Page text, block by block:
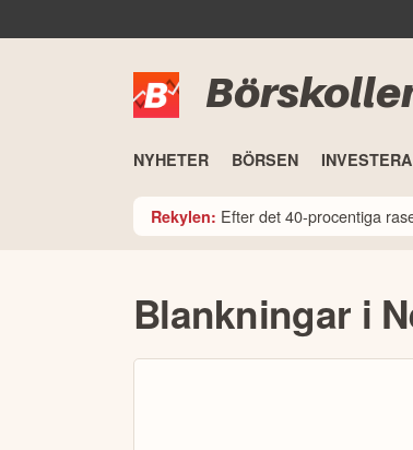
NYHETER BÖRSEN INVESTERA
Rekylen: Efter det 40-procentiga
Blankningar i